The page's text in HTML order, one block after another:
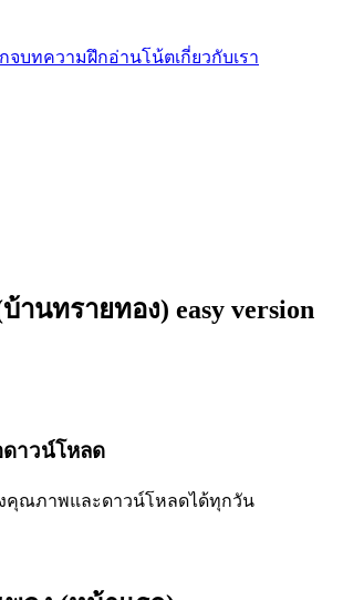
จบทความฝึกอ่านโน้ตเกี่ยวกับเรา
านทรายทอง) easy version
าวน์โหลด
งคุณภาพและดาวน์โหลดได้ทุกวัน